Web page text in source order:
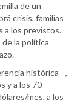
de un
crisis, familias
a los previstos.
la política
histórica—,
y a los 70
mes, a los